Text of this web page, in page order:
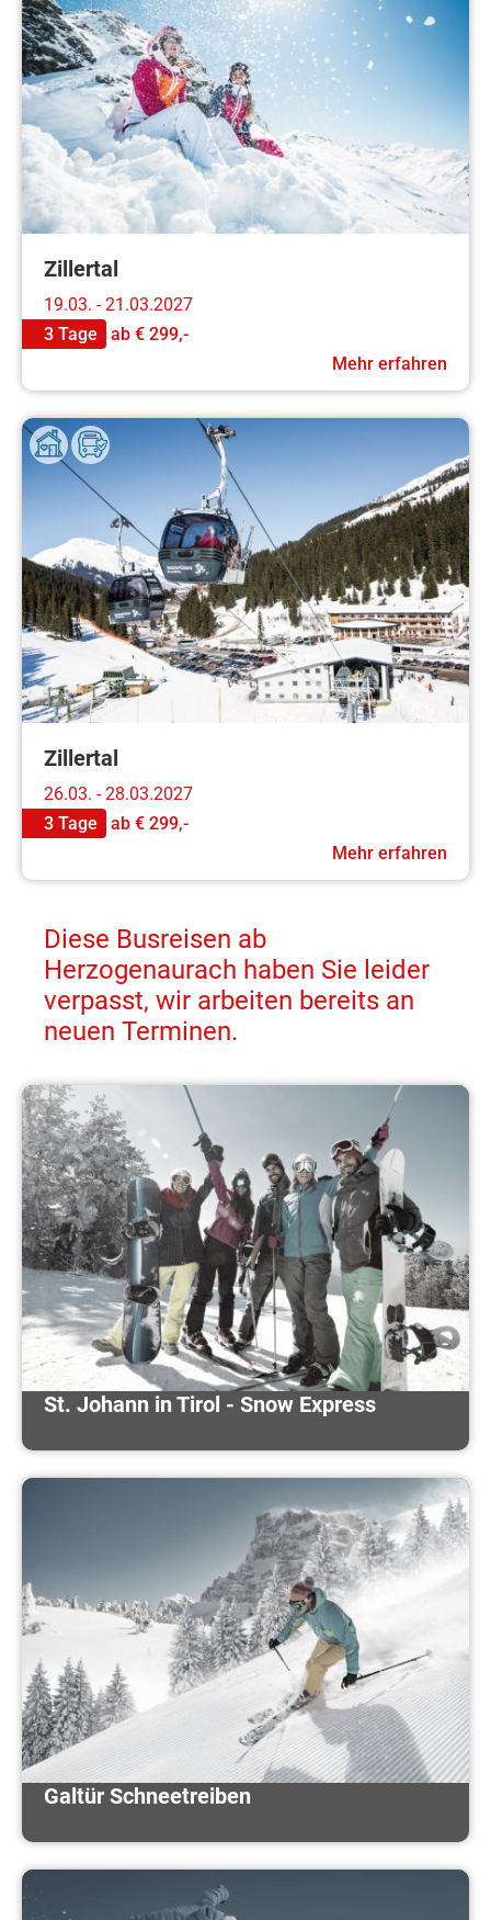
Zillertal
19.03. - 21.03.2027
3 Tage
ab € 299,-
Mehr erfahren
Zillertal
26.03. - 28.03.2027
3 Tage
ab € 299,-
Mehr erfahren
Diese Busreisen ab
Herzogenaurach haben Sie leider
verpasst, wir arbeiten bereits an
neuen Terminen.
St. Johann in Tirol - Snow Express
Galtür Schneetreiben